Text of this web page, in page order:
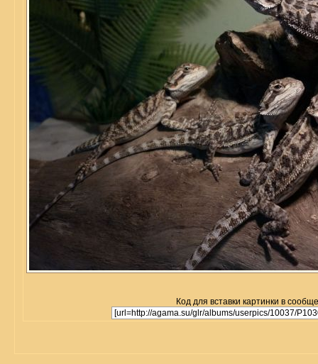
Код для вставки картинки в